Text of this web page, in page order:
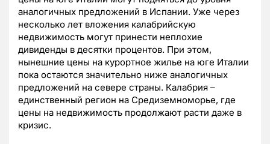
аналогичных предложений в Испании. Уже через
несколько лет вложения калабрийскую
недвижимость могут принести неплохие
дивиденды в десятки процентов. При этом,
нынешние цены на курортное жилье на юге Италии
пока остаются значительно ниже аналогичных
предложений на севере страны. Калабрия –
единственный регион на Средиземноморье, где
цены на недвижимость продолжают расти даже в
кризис.